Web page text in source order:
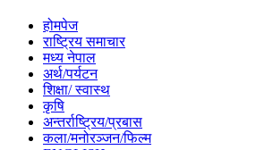
होमपेज
राष्ट्रिय समाचार
मध्य नेपाल
अर्थ/पर्यटन
शिक्षा/ स्वास्थ
कृषि
अन्तर्राष्ट्रिय/प्रबास
कला/मनोरञ्जन/फिल्म